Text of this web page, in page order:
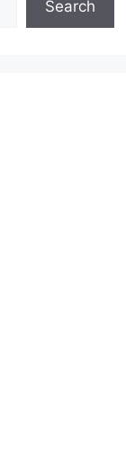
Search